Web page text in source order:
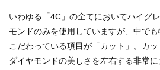
いわゆる「4C」の全てにおいてハイグ
モンドのみを使用していますが、中で
こだわっている項目が「カット」。カッ
ダイヤモンドの美しさを左右する非常